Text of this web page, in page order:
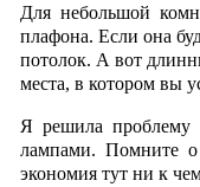
Для небольшой
плафона. Если она
потолок. А вот
места, в котором вы
Я решила проблему
лампами. Помните о
экономия тут ни к